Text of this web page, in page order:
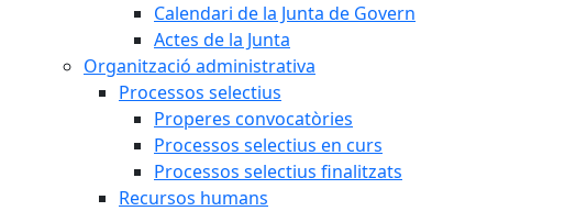
Calendari de la Junta de Govern
Actes de la Junta
Organització administrativa
Processos selectius
Properes convocatòries
Processos selectius en curs
Processos selectius finalitzats
Recursos humans